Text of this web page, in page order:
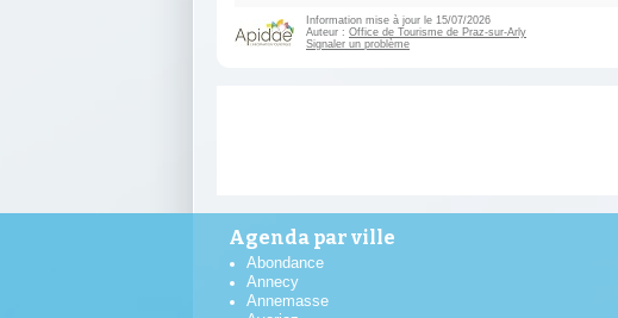
Information mise à jour le 15/07/2026
Auteur : Office de Tourisme de Praz-sur-Arly
Signaler un problème
Agenda par ville
Abondance
Annecy
Annemasse